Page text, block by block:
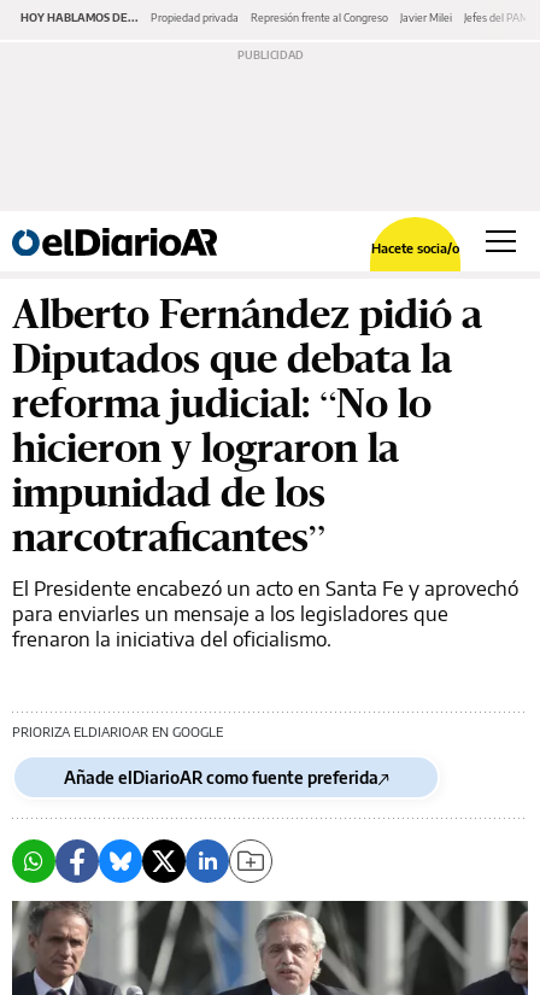
HOY HABLAMOS DE... Propiedad privada Represión frente al Congreso Javier Milei Jefes del PAMI
Hacete socia/o
Alberto Fernández pidió a
Diputados que debata la
reforma judicial: “No lo
hicieron y lograron la
impunidad de los
narcotraficantes”
El Presidente encabezó un acto en Santa Fe y aprovechó
para enviarles un mensaje a los legisladores que
frenaron la iniciativa del oficialismo.
PRIORIZA ELDIARIOAR EN GOOGLE
Añade elDiarioAR como fuente preferida